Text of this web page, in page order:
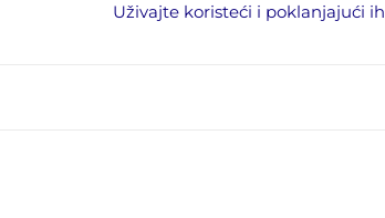
Uživajte koristeći i poklanjajući ih